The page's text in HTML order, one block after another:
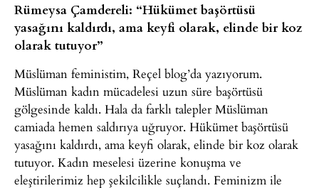
Rümeysa Çamdereli: “Hükümet başörtüsü
yasağını kaldırdı, ama keyfi olarak, elinde bir koz
olarak tutuyor”
Müslüman feministim, Reçel blog’da yazıyorum.
Müslüman kadın mücadelesi uzun süre başörtüsü
gölgesinde kaldı. Hala da farklı talepler Müslüman
camiada hemen saldırıya uğruyor. Hükümet başörtüsü
yasağını kaldırdı, ama keyfi olarak, elinde bir koz olarak
tutuyor. Kadın meselesi üzerine konuşma ve
eleştirilerimiz hep şekilcilikle suçlandı. Feminizm ile